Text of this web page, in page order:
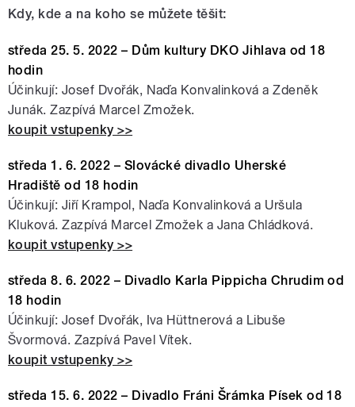
Kdy, kde a na koho se můžete těšit:
středa 25. 5. 2022 – Dům kultury DKO Jihlava od 18
hodin
Účinkují: Josef Dvořák, Naďa Konvalinková a Zdeněk
Junák. Zazpívá Marcel Zmožek.
koupit vstupenky >>
středa 1. 6. 2022 – Slovácké divadlo Uherské
Hradiště od 18 hodin
Účinkují: Jiří Krampol, Naďa Konvalinková a Uršula
Kluková. Zazpívá Marcel Zmožek a Jana Chládková.
koupit vstupenky >>
středa 8. 6. 2022 – Divadlo Karla Pippicha Chrudim od
18 hodin
Účinkují: Josef Dvořák, Iva Hüttnerová a Libuše
Švormová. Zazpívá Pavel Vítek.
koupit vstupenky >>
středa 15. 6. 2022 – Divadlo Fráni Šrámka Písek od 18